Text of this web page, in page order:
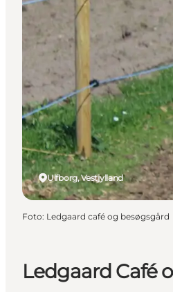
Ledgaard Café
Ulfborg, Vestjylland
Foto: Ledgaard café og besøgsgård